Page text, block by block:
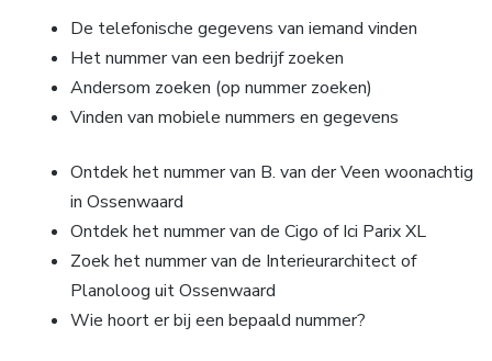
De telefonische gegevens van iemand vinden
Het nummer van een bedrijf zoeken
Andersom zoeken (op nummer zoeken)
Vinden van mobiele nummers en gegevens
Ontdek het nummer van B. van der Veen woonachtig
in Ossenwaard
Ontdek het nummer van de Cigo of Ici Parix XL
Zoek het nummer van de Interieurarchitect of
Planoloog uit Ossenwaard
Wie hoort er bij een bepaald nummer?